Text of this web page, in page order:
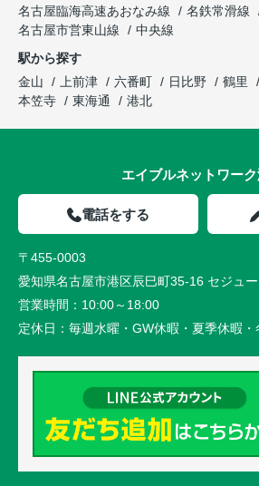
名古屋臨海高速あおなみ線
名鉄常滑線
名古屋市営東山線
中央線
駅から探す
金山
上前津 六番町 日比野 鶴里
本笠寺
東海通 港北
エイブルネットワー
電話をする
〒455-0003
愛知県名古屋市港区辰巳町35-16 セジュ
営業時間： 10:00～18:00
定休日： 毎週水曜・GW休暇・夏季休暇・